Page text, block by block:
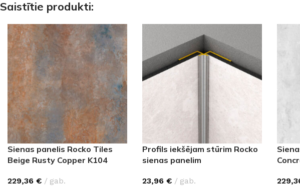
Saistītie produkti:
Sienas panelis Rocko Tiles
Beige Rusty Copper K104
229,36 € gab.
Profils iekšējam stūrim Rocko
sienas panelim
23,96 € gab.